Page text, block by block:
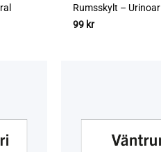
Rumsskylt – Urinoar
99 kr